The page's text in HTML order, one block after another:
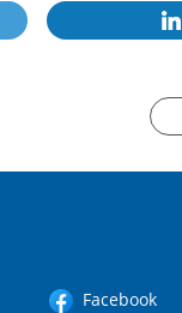
Facebook